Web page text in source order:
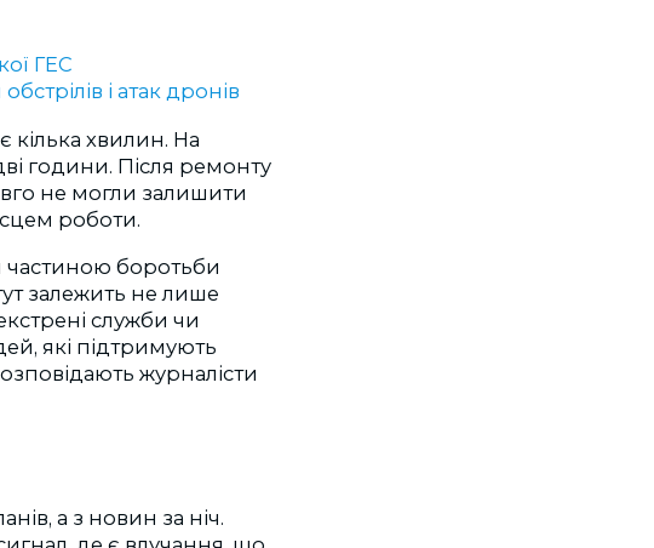
ГЕС
і атак дронів
кілька хвилин. На
години. Після ремонту
не могли залишити
роботи.
частиною боротьби
залежить не лише
служби чи
які підтримують
журналісти
а з новин за ніч.